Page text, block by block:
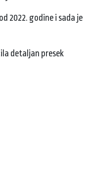
2022. godine i sada je
detaljan presek